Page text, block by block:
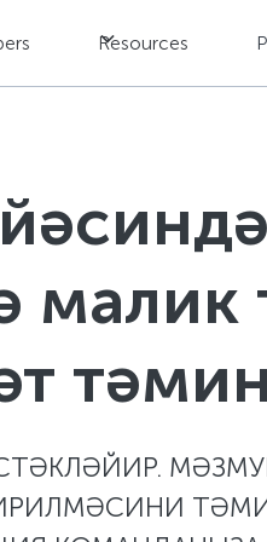
Resources
малик